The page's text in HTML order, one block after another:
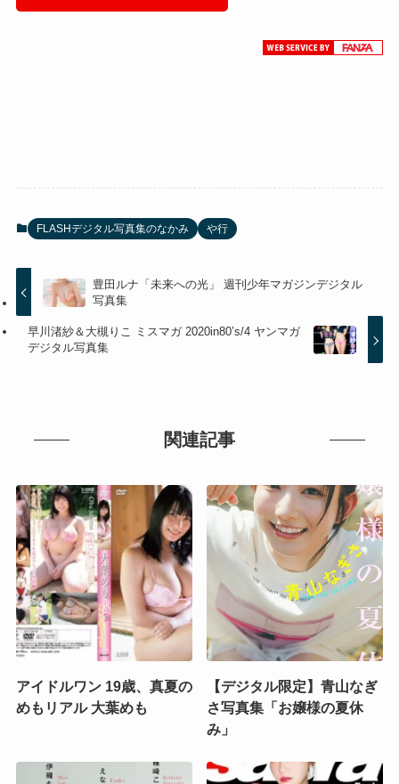
FLASHデジタル写真集のなかみ や行
豊田ルナ「未来への光」 週刊少年マガジンデジタル
写真集
早川渚紗＆大槻りこ ミスマガ 2020in80’s/4 ヤンマガ
デジタル写真集
関連記事
アイドルワン 19歳、真夏の
めもリアル 大葉めも
【デジタル限定】青山なぎ
さ写真集「お嬢様の夏休
み」